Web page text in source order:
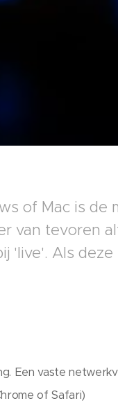
of Mac is de
van tevoren
'live'. Als
Een vaste
of Safari)